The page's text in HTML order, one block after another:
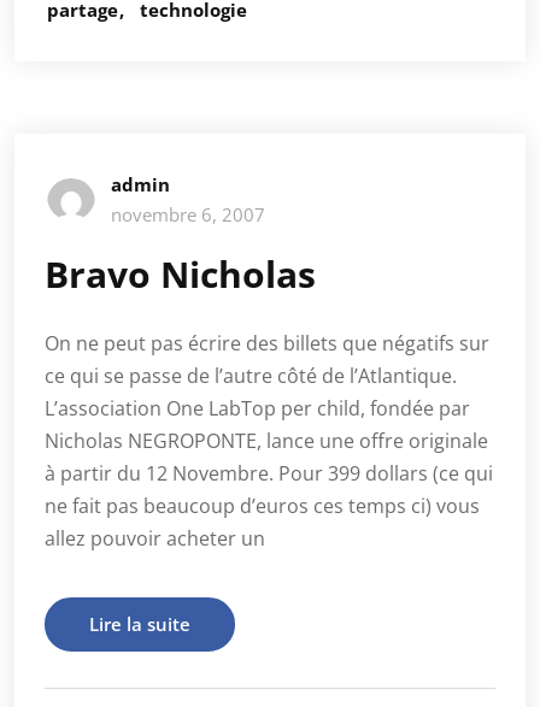
partage
technologie
admin
novembre 6, 2007
Bravo Nicholas
On ne peut pas écrire des billets que négatifs sur
ce qui se passe de l’autre côté de l’Atlantique.
L’association One LabTop per child, fondée par
Nicholas NEGROPONTE, lance une offre originale
à partir du 12 Novembre. Pour 399 dollars (ce qui
ne fait pas beaucoup d’euros ces temps ci) vous
allez pouvoir acheter un
Lire la suite